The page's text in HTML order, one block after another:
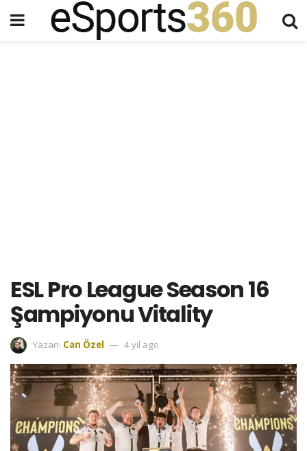
ESL Pro League Season 16
Şampiyonu Vitality
Yazan: Can Özel 4 yıl ago